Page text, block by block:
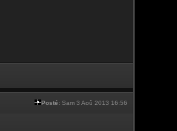
Posté: Sam 3 Aoû 2013 16:56